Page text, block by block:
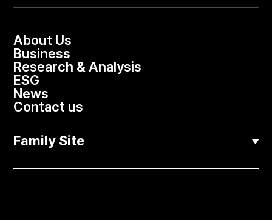
About Us
Business
Research & Analysis
ESG
News
Contact us
Family Site